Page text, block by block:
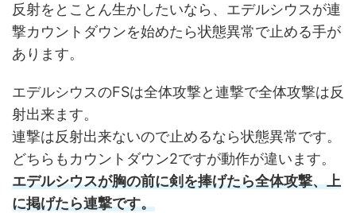
反射をとことん生かしたいなら、エデルシウスが連
撃カウントダウンを始めたら状態異常で止める手が
あります。
エデルシウスのFSは全体攻撃と連撃で全体攻撃は反
射出来ます。
連撃は反射出来ないので止めるなら状態異常です。
どちらもカウントダウン2ですが動作が違います。
エデルシウスが胸の前に剣を捧げたら全体攻撃、上
に掲げたら連撃です。